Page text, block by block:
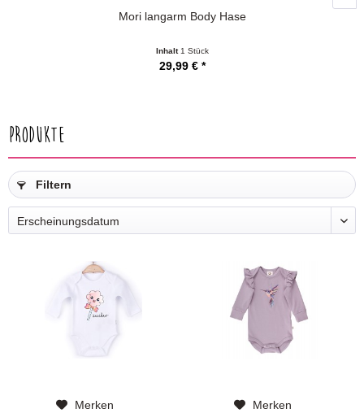
Mori langarm Body Hase
Inhalt 1 Stück
29,99 € *
Produkte
Filtern
Merken Merken